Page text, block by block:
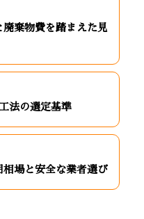
棄物費を踏まえた見
法の選定基準
相場と安全な業者選び